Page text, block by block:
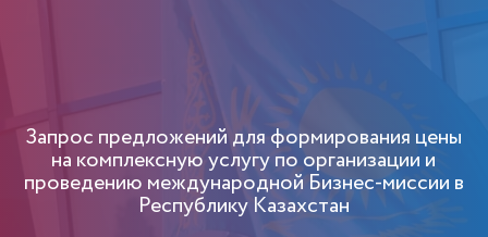
Запрос предложений для формирования цены
на комплексную услугу по организации и
проведению международной Бизнес-миссии в
Республику Казахстан